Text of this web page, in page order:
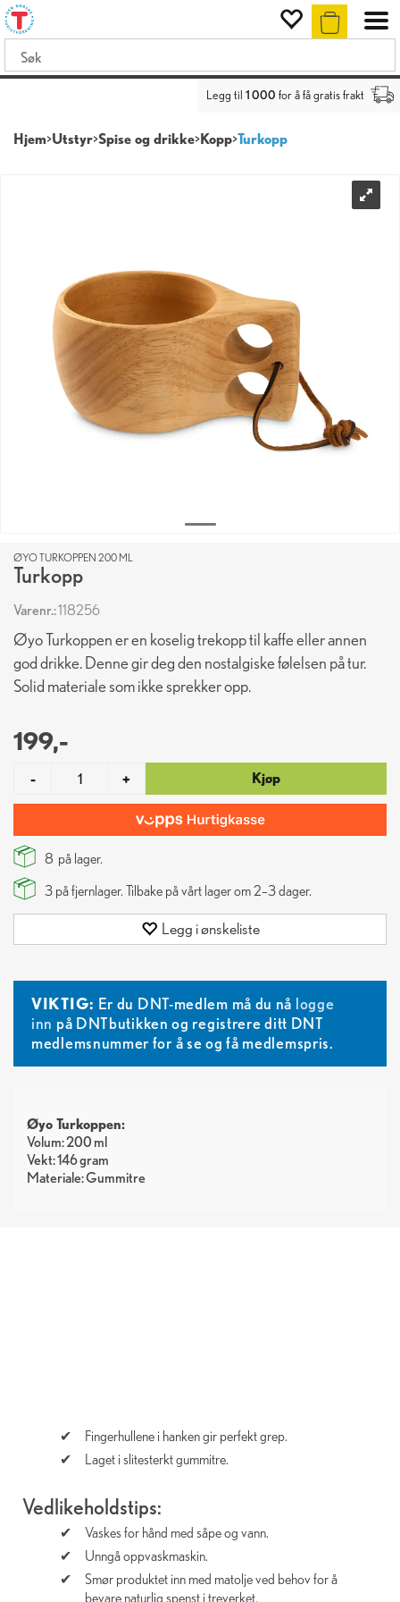
Legg til 1 000 for å få gratis frakt
Hjem>Utstyr>Spise og drikke>Kopp>Turkopp
ØYO TURKOPPEN 200 ML
Turkopp
Varenr.:118256
Øyo Turkoppen er en koselig trekopp til kaffe eller annen
god drikke. Denne gir deg den nostalgiske følelsen på tur.
Solid materiale som ikke sprekker opp.
199,-
- + Kjøp
8 på lager.
3 på fjernlager. Tilbake på vårt lager om 2–3 dager.
Legg i ønskeliste
VIKTIG: Er du DNT-medlem må du nå logge
inn på DNTbutikken og registrere ditt DNT
medlemsnummer for å se og få medlemspris.
Øyo Turkoppen:
Volum: 200 ml
Vekt: 146 gram
Materiale: Gummitre
Fingerhullene i hanken gir perfekt grep.
Laget i slitesterkt gummitre.
Vedlikeholdstips:
Vaskes for hånd med såpe og vann.
Unngå oppvaskmaskin.
Smør produktet inn med matolje ved behov for å
bevare naturlig spenst i treverket.